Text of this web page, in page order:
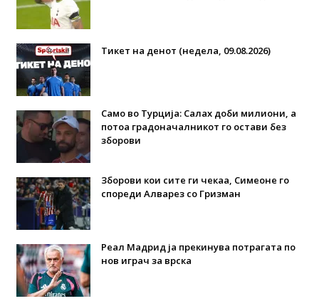
Тикет на денот (недела, 09.08.2026)
Само во Турција: Салах доби милиони, а
потоа градоначалникот го остави без
зборови
Зборови кои сите ги чекаа, Симеоне го
спореди Алварез со Гризман
Реал Мадрид ја прекинува потрагата по
нов играч за врска